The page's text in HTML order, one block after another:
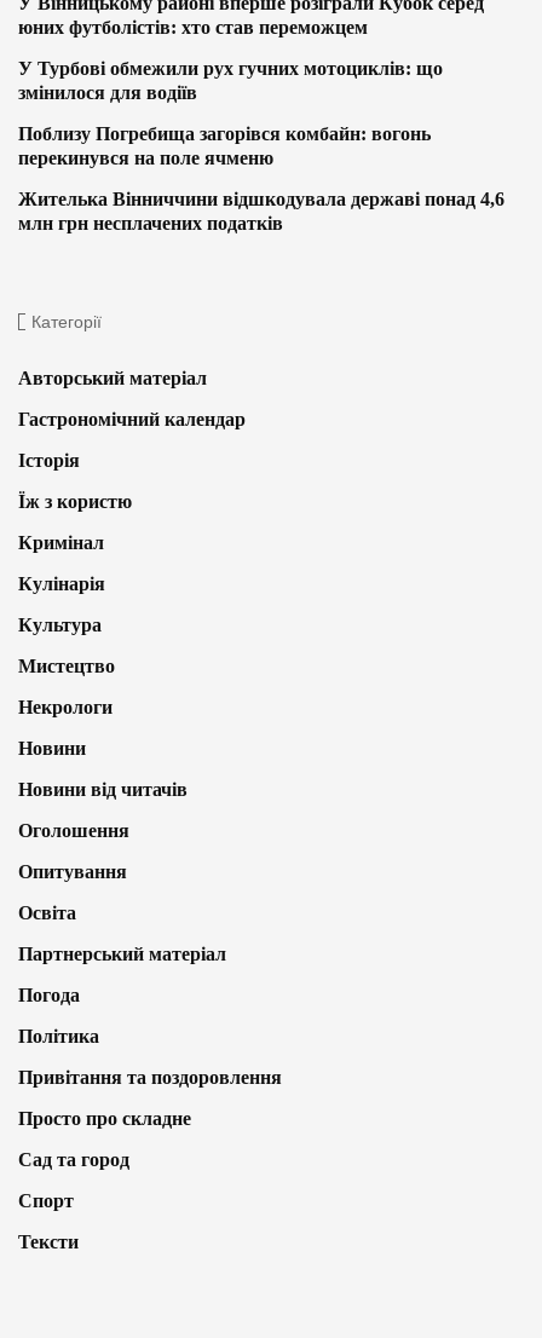
юних футболістів: хто став переможцем
У Турбові обмежили рух гучних мотоциклів: що
змінилося для водіїв
Поблизу Погребища загорівся комбайн: вогонь
перекинувся на поле ячменю
Жителька Вінниччини відшкодувала державі понад 4,6
млн грн несплачених податків
Категорії
Авторський матеріал
Гастрономічний календар
Історія
Їж з користю
Кримінал
Кулінарія
Культура
Мистецтво
Некрологи
Новини
Новини від читачів
Оголошення
Опитування
Освіта
Партнерський матеріал
Погода
Політика
Привітання та поздоровлення
Просто про складне
Сад та город
Спорт
Тексти